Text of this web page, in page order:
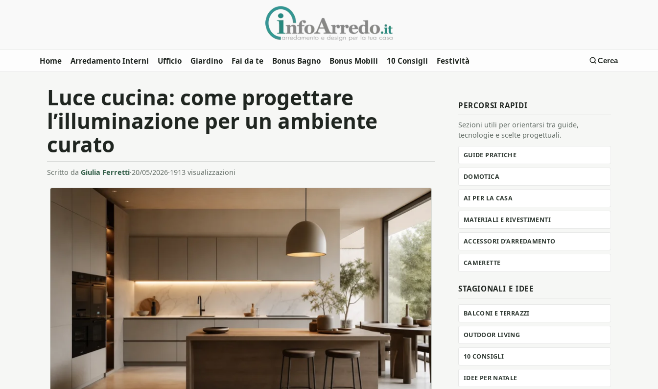
Home Arredamento Interni Ufficio Giardino Fai da te Bonus Bagno Bonus Mobili 10 Consigli Festività Cerca
Luce cucina: come progettare
l’illuminazione per un ambiente
curato
Scritto da Giulia Ferretti·20/05/2026·1913 visualizzazioni
PERCORSI RAPIDI
Sezioni utili per orientarsi tra guide,
tecnologie e scelte progettuali.
GUIDE PRATICHE
DOMOTICA
AI PER LA CASA
MATERIALI E RIVESTIMENTI
ACCESSORI D’ARREDAMENTO
CAMERETTE
STAGIONALI E IDEE
BALCONI E TERRAZZI
OUTDOOR LIVING
10 CONSIGLI
IDEE PER NATALE